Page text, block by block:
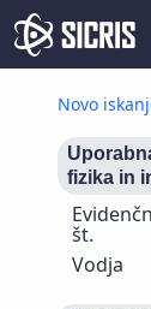
Novo
fizika in
št.
Vodja